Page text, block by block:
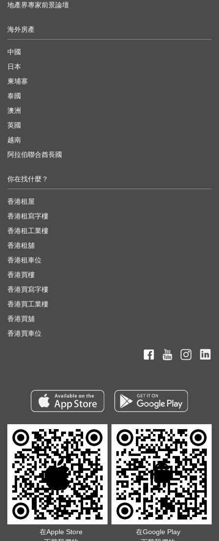
地產界專家前景論壇
海外房產
中國
日本
柬埔寨
泰國
澳洲
英國
越南
阿拉伯聯合酋長國
你在找什麼？
香港租屋
香港租寫字樓
香港租工業樓
香港租舖
香港租車位
香港買樓
香港買寫字樓
香港買工業樓
香港買舖
香港買車位
在Apple Store
在Google Play